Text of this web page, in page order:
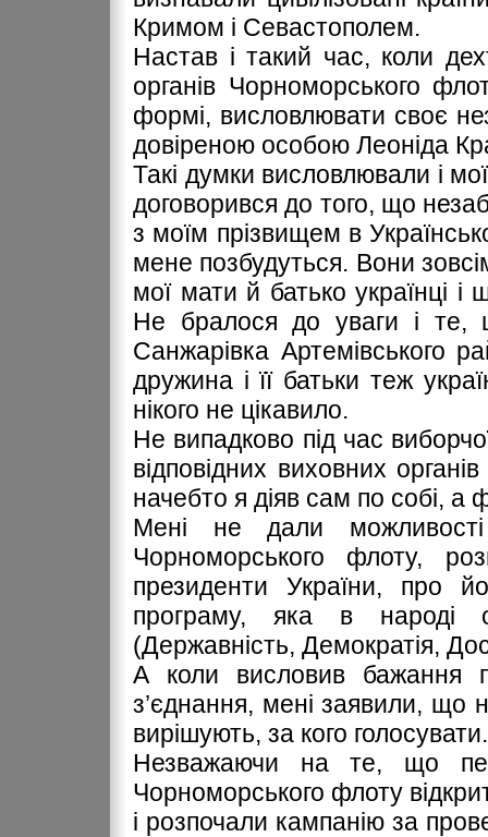
Кримом і Севастополем.
Настав і такий час, коли
органів Чорноморського
формі, висловлювати своє
довіреною особою Леоніда
Такі думки висловлювали і
договорився до того, що
з моїм прізвищем в
мене позбудуться. Вони
мої мати й батько українці і
Не бралося до уваги і те,
Санжарівка Артемівського
дружина і її батьки теж
нікого не цікавило.
Не випадково під час
відповідних виховних
начебто я діяв сам по собі, а
Мені не дали
Чорноморського флоту,
президенти України, про
програму, яка в народі
(Державність, Демократія,
А коли висловив бажання
з’єднання, мені заявили, що
вирішують, за кого голосувати.
Незважаючи на те, що
Чорноморського флоту
і розпочали кампанію за